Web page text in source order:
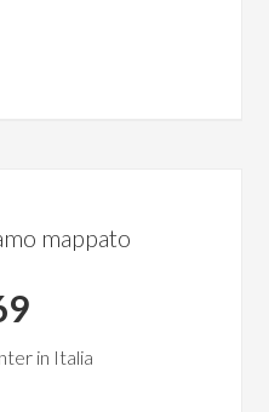
mappato
in Italia